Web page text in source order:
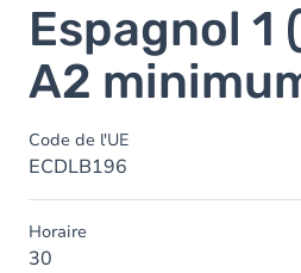
Espagnol 1
A2
Code de l'UE
ECDLB196
Horaire
30